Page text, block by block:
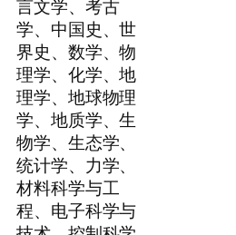
言文学、考古
学、中国史、世
界史、数学、物
理学、化学、地
理学、地球物理
学、地质学、生
物学、生态学、
统计学、力学、
材料科学与工
程、电子科学与